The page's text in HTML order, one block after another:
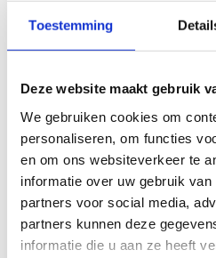
Toestemming
Deze website maakt gebruik
We gebruiken cookies om
personaliseren, om functies
en om ons websiteverkeer te
informatie over uw gebruik
partners voor social media,
partners kunnen deze
informatie die u aan ze heeft
Topsport en